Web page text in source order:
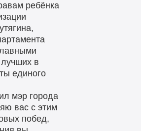
ребёнка
в
единого
мэр города
вас с этим
побед,